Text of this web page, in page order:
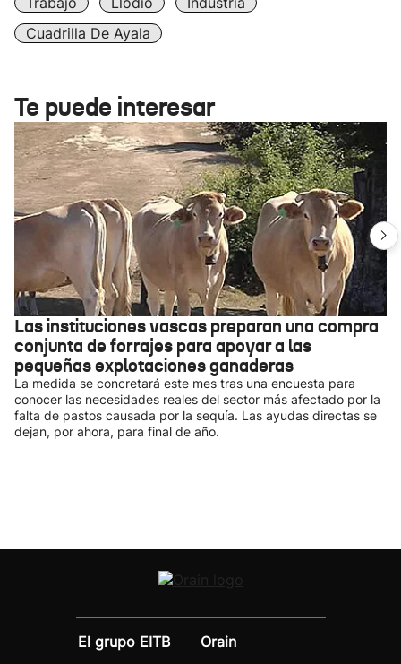
Cuadrilla De Ayala
Te puede interesar
Las instituciones vascas preparan una compra
conjunta de forrajes para apoyar a las
pequeñas explotaciones ganaderas
La medida se concretará este mes tras una encuesta para
conocer las necesidades reales del sector más afectado por la
falta de pastos causada por la sequía. Las ayudas directas se
dejan, por ahora, para final de año.
El grupo EITB
Orain